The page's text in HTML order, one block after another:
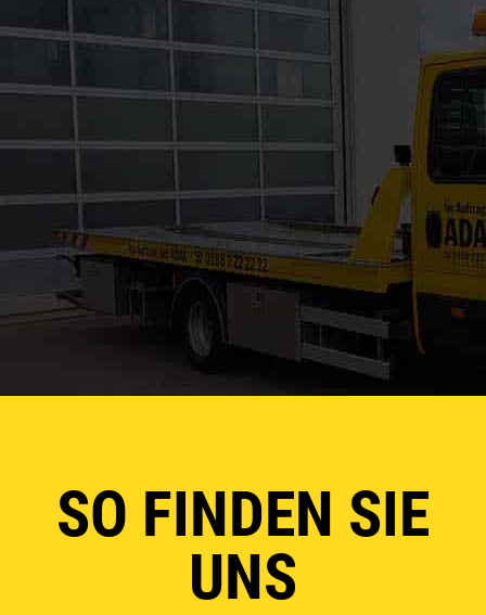
SO FINDEN SIE
UNS